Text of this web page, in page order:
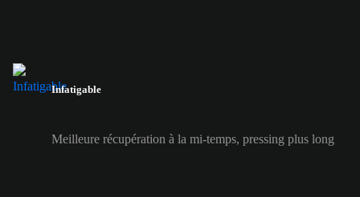
Infatigable
Meilleure récupération à la mi-temps, pressing plus long